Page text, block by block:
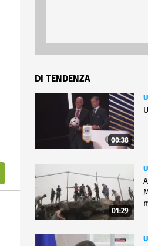
DI TENDENZA
00:38
01:29